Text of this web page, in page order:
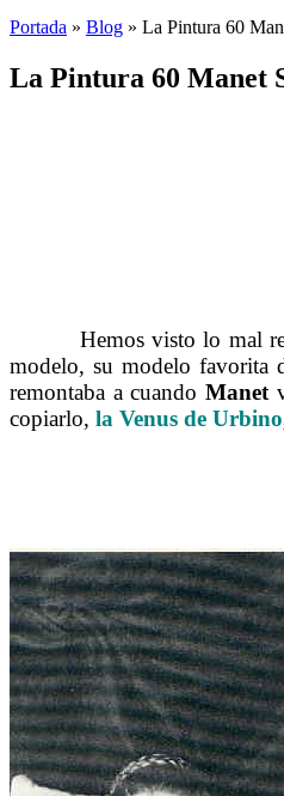
Portada » Blog » La Pintura 60
La Pintura 60 Manet
Hemos visto lo mal
modelo, su modelo favorita
remontaba a cuandoManet
copiarlo, la Venus de